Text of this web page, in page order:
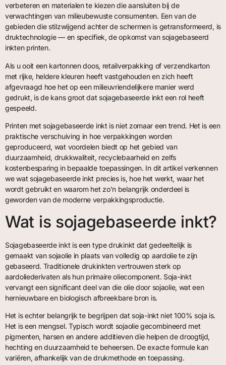
verbeteren en materialen te kiezen die aansluiten bij de
verwachtingen van milieubewuste consumenten. Een van de
gebieden die stilzwijgend achter de schermen is getransformeerd, is
druktechnologie — en specifiek, de opkomst van sojagebaseerd
inkten printen.
Als u ooit een kartonnen doos, retailverpakking of verzendkarton
met rijke, heldere kleuren heeft vastgehouden en zich heeft
afgevraagd hoe het op een milieuvriendelijkere manier werd
gedrukt, is de kans groot dat sojagebaseerde inkt een rol heeft
gespeeld.
Printen met sojagebaseerde inkt is niet zomaar een trend. Het is een
praktische verschuiving in hoe verpakkingen worden
geproduceerd, wat voordelen biedt op het gebied van
duurzaamheid, drukkwaliteit, recyclebaarheid en zelfs
kostenbesparing in bepaalde toepassingen. In dit artikel verkennen
we wat sojagebaseerde inkt precies is, hoe het werkt, waar het
wordt gebruikt en waarom het zo’n belangrijk onderdeel is
geworden van de moderne verpakkingsproductie.
Wat is sojagebaseerde inkt?
Sojagebaseerde inkt is een type drukinkt dat gedeeltelijk is
gemaakt van sojaolie in plaats van volledig op aardolie te zijn
gebaseerd. Traditionele drukinkten vertrouwen sterk op
aardoliederivaten als hun primaire oliecomponent. Soja-inkt
vervangt een significant deel van die olie door sojaolie, wat een
hernieuwbare en biologisch afbreekbare bron is.
Het is echter belangrijk te begrijpen dat soja-inkt niet 100% soja is.
Het is een mengsel. Typisch wordt sojaolie gecombineerd met
pigmenten, harsen en andere additieven die helpen de droogtijd,
hechting en duurzaamheid te beheersen. De exacte formule kan
variëren, afhankelijk van de drukmethode en toepassing.